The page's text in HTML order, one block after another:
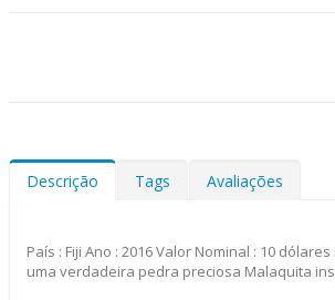
Descrição Tags Avaliações
País : Fiji Ano : 2016 Valor Nominal : 10
uma verdadeira pedra preciosa Malaquita